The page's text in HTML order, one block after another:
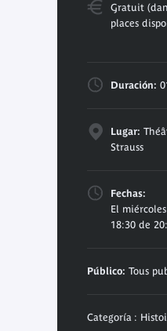
Gratuit
places
Duración:
Lugar:
Strauss
Fechas:
El
18:30 de
Público: Tous
Categoría :